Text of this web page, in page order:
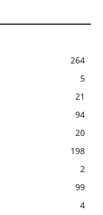
264
5
21
94
20
198
2
99
4